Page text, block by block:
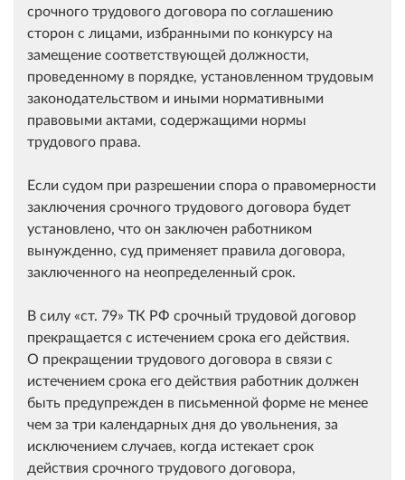
срочного трудового договора по соглашению
сторон с лицами, избранными по конкурсу на
замещение соответствующей должности,
проведенному в порядке, установленном трудовым
законодательством и иными нормативными
правовыми актами, содержащими нормы
трудового права.
Если судом при разрешении спора о правомерности
заключения срочного трудового договора будет
установлено, что он заключен работником
вынужденно, суд применяет правила договора,
заключенного на неопределенный срок.
В силу ст. 79 ТК РФ срочный трудовой договор
прекращается с истечением срока его действия.
О прекращении трудового договора в связи с
истечением срока его действия работник должен
быть предупрежден в письменной форме не менее
чем за три календарных дня до увольнения, за
исключением случаев, когда истекает срок
действия срочного трудового договора,